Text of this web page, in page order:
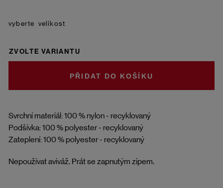
Svrchní materiál: 100 % nylon - recyklovaný
Podšívka: 100 % polyester - recyklovaný
Zateplení: 100 % polyester - recyklovaný
Nepoužívat aviváž. Prát se zapnutým zipem.
velikost
ZVOLTE VARIANTU
DO KOŠÍKU